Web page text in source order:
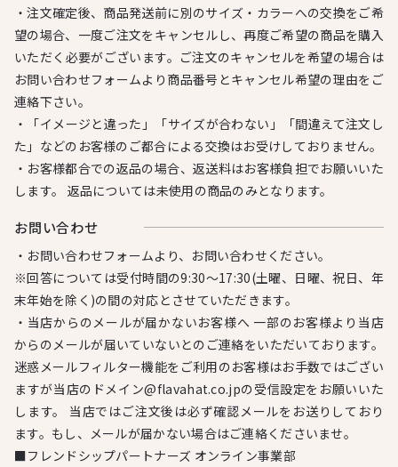
・注文確定後、商品発送前に別のサイズ・カラーへの交換をご希
望の場合、一度ご注文をキャンセルし、再度ご希望の商品を購入
いただく必要がございます。ご注文のキャンセルを希望の場合は
お問い合わせフォームより商品番号とキャンセル希望の理由をご
連絡下さい。
・「イメージと違った」「サイズが合わない」「間違えて注文し
た」などのお客様のご都合による交換はお受けしておりません。
・お客様都合での返品の場合、返送料はお客様負担でお願いいた
します。 返品については未使用の商品のみとなります。
お問い合わせ
・お問い合わせフォームより、お問い合わせください。
※回答については受付時間の9:30～17:30(土曜、日曜、祝日、年
末年始を除く)の間の対応とさせていただきます。
・当店からのメールが届かないお客様へ 一部のお客様より当店
からのメールが届いていないとのご連絡をいただいております。
迷惑メールフィルター機能をご利用のお客様はお手数ではござい
ますが当店のドメイン@flavahat.co.jpの受信設定をお願いいた
します。 当店ではご注文後は必ず確認メールをお送りしており
ます。もし、メールが届かない場合はご連絡くださいませ。
■フレンドシップパートナーズ オンライン事業部